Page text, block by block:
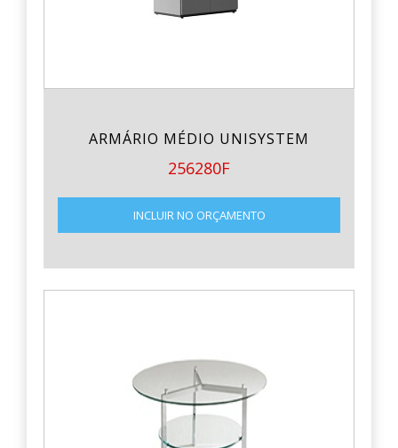
ARMÁRIO MÉDIO UNISYSTEM
256280F
INCLUIR NO ORÇAMENTO